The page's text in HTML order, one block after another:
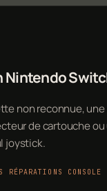
Nintendo
non reconnue,
de cartouche
joystick.
RÉPARATIONS CONSOLE